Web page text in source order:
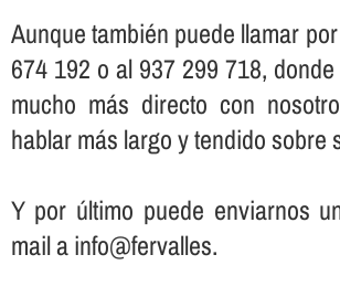
Aunque también puede llamar
674 192 o al 937 299 718,
mucho más directo con
hablar más largo y tendido sobre
Y por último puede enviarnos
mail a info@fervalles.